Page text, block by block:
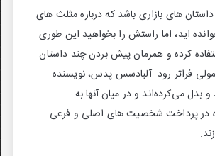
های بازاری باشد كه درباره مثلث های
اید، اما راستش را بخواهید این طوری
كرده و همزمان پیش بردن چند داستان
فراتر رود. آلبادسس پدس، نویسنده
بدل می‌كرده‌اند و در میان آنها به
در پرداخت شخصیت های اصلی و فرعی